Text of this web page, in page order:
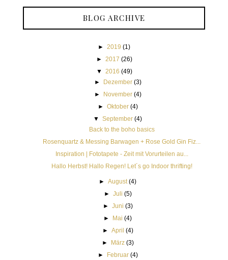
BLOG ARCHIVE
► 2019 (1)
► 2017 (26)
▼ 2016 (49)
►
Dezember (3)
►
November (4)
► Oktober (4)
▼ September (4)
Back to the boho basics
Rosenquartz & Messing Barwagen + Rose Gold Gin Fiz...
Inspiration | Fototapete - Zeit mit Vorurteilen au...
Hallo Herbst! Hallo Regen! Let´s go Indoor thrifting!
►August (4)
► Juli (5)
► Juni (3)
►
Mai (4)
► April (4)
►
März (3)
►
Februar (4)